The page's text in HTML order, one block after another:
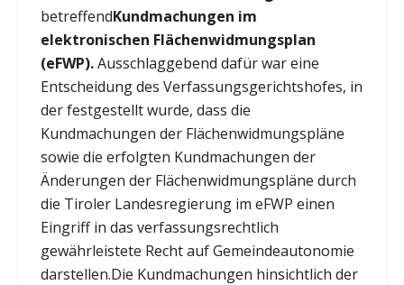
betreffendKundmachungen im
elektronischen Flächenwidmungsplan
(eFWP).Ausschlaggebend dafür war eine
Entscheidung des Verfassungsgerichtshofes, in
der festgestellt wurde, dass die
Kundmachungen der Flächenwidmungspläne
sowie die erfolgten Kundmachungen der
Änderungen der Flächenwidmungspläne durch
die Tiroler Landesregierung im eFWP einen
Eingriff in das verfassungsrechtlich
gewährleistete Recht auf Gemeindeautonomie
darstellen.Die Kundmachungen hinsichtlich der